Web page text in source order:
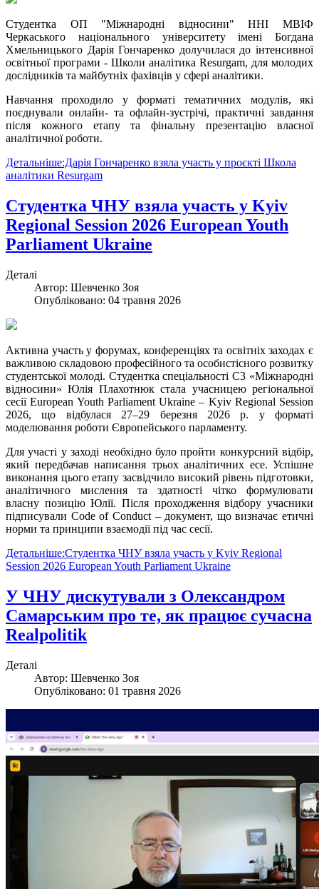
Студентка ОП "Міжнародні відносини" ННІ МВІФ
Черкаського національного університету імені Богдана
Хмельницького Дарія Гончаренко долучилася до інтенсивної
освітньої програми - Школи аналітика Resurgam, для молодих
дослідників та майбутніх фахівців у сфері аналітики.
Навчання проходило у форматі тематичних модулів, які
поєднували онлайн- та офлайн-зустрічі, практичні завдання
після кожного етапу та фінальну презентацію власної
аналітичної роботи.
Детальніше:Дарія Гончаренко взяла участь у проєкті Школа
аналітики Resurgam
Студентка ЧНУ взяла участь у Kyiv
Regional Session 2026 European Youth
Parliament Ukraine
Деталі
Автор: Шевченко Зоя
Опубліковано: 04 травня 2026
Активна участь у форумах, конференціях та освітніх заходах є
важливою складовою професійного та особистісного розвитку
студентської молоді. Студентка спеціальності С3 «Міжнародні
відносини» Юлія Плахотнюк стала учасницею регіональної
сесії European Youth Parliament Ukraine – Kyiv Regional Session
2026, що відбулася 27–29 березня 2026 р. у форматі
моделювання роботи Європейського парламенту.
Для участі у заході необхідно було пройти конкурсний відбір,
який передбачав написання трьох аналітичних есе. Успішне
виконання цього етапу засвідчило високий рівень підготовки,
аналітичного мислення та здатності чітко формулювати
власну позицію Юлії. Після проходження відбору учасники
підписували Code of Conduct – документ, що визначає етичні
норми та принципи взаємодії під час сесії.
Детальніше:Студентка ЧНУ взяла участь у Kyiv Regional
Session 2026 European Youth Parliament Ukraine
У ЧНУ дискутували з Олександром
Самарським про те, як працює сучасна
Realpolitik
Деталі
Автор: Шевченко Зоя
Опубліковано: 01 травня 2026